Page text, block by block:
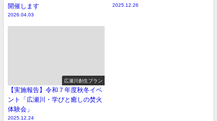
開催します
2026.04.03
2025.12.26
広瀬川創生プラン
【実施報告】令和７年度秋冬イベ
ント「広瀬川・学びと癒しの焚火
体験会」
2025.12.24